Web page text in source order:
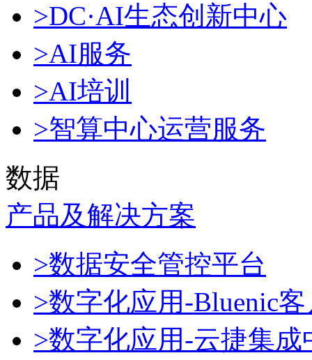
>DC·AI生态创新中心
>AI服务
>AI培训
>智算中心运营服务
数据
产品及解决方案
>数据安全管控平台
>数字化应用-Bluenic
>数字化应用-云捷集成